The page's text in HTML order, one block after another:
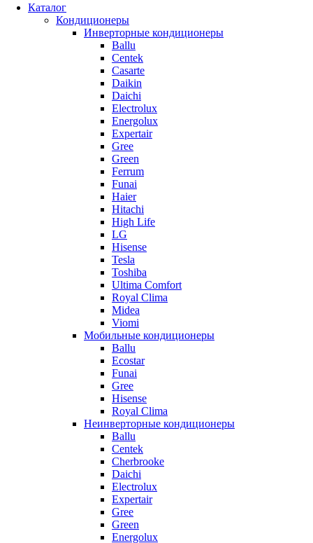
Каталог
Кондиционеры
Инверторные кондиционеры
Ballu
Centek
Casarte
Daikin
Daichi
Electrolux
Energolux
Expertair
Gree
Green
Ferrum
Funai
Haier
Hitachi
High Life
LG
Hisense
Tesla
Toshiba
Ultima Comfort
Royal Clima
Midea
Viomi
Мобильные кондиционеры
Ballu
Ecostar
Funai
Gree
Hisense
Royal Clima
Неинверторные кондиционеры
Ballu
Centek
Cherbrooke
Daichi
Electrolux
Expertair
Gree
Green
Energolux